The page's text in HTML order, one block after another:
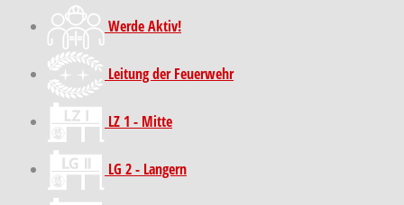
Werde Aktiv!
Leitung der Feuerwehr
LZ 1 - Mitte
LG 2 - Langern